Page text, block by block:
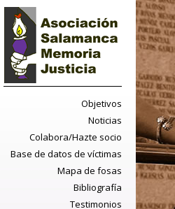
Objetivos
Noticias
Colabora/Hazte socio
Base de datos de víctimas
Mapa de fosas
Bibliografía
Testimonios